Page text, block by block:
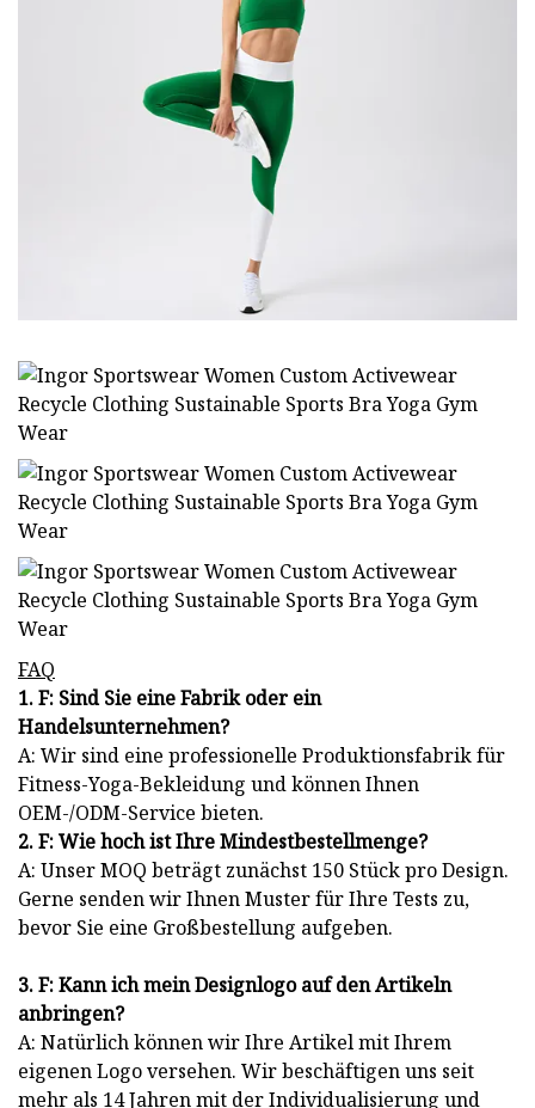
FAQ
1. F: Sind Sie eine Fabrik oder ein
Handelsunternehmen?
A: Wir sind eine professionelle Produktionsfabrik für
Fitness-Yoga-Bekleidung und können Ihnen
OEM-/ODM-Service bieten.
2. F: Wie hoch ist Ihre Mindestbestellmenge?
A: Unser MOQ beträgt zunächst 150 Stück pro Design.
Gerne senden wir Ihnen Muster für Ihre Tests zu,
bevor Sie eine Großbestellung aufgeben.
3. F: Kann ich mein Designlogo auf den Artikeln
anbringen?
A: Natürlich können wir Ihre Artikel mit Ihrem
eigenen Logo versehen. Wir beschäftigen uns seit
mehr als 14 Jahren mit der Individualisierung und